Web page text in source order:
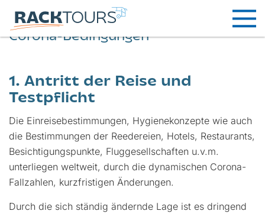
Corona-Bedingungen
1. Antritt der Reise und
Testpflicht
Die Einreisebestimmungen, Hygienekonzepte wie auch
die Bestimmungen der Reedereien, Hotels, Restaurants,
Besichtigungspunkte, Fluggesellschaften u.v.m.
unterliegen weltweit, durch die dynamischen Corona-
Fallzahlen, kurzfristigen Änderungen.
Durch die sich ständig ändernde Lage ist es dringend